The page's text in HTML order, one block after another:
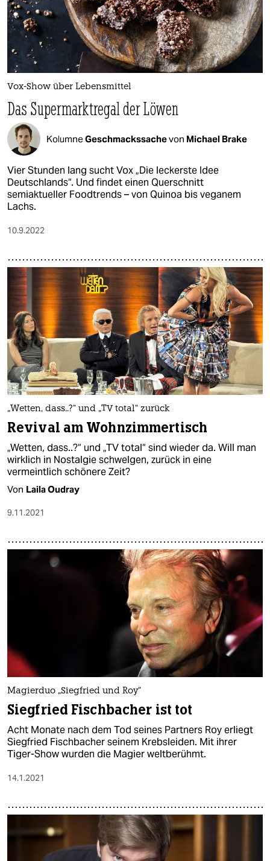
Vox-Show über Lebensmittel
Das Supermarktregal der Löwen
KolumneGeschmackssachevon Michael Brake
Vier Stunden lang sucht Vox „Die leckerste Idee
Deutschlands“. Und findet einen Querschnitt
semiaktueller Foodtrends – von Quinoa bis veganem
Lachs.
10.9.2022
„Wetten, dass..?“ und „TV total“ zurück
Revival am Wohnzimmertisch
„Wetten, dass..?“ und „TV total“ sind wieder da. Will man
wirklich in Nostalgie schwelgen, zurück in eine
vermeintlich schönere Zeit?
Von Laila Oudray
9.11.2021
Magierduo „Siegfried und Roy“
Siegfried Fischbacher ist tot
Acht Monate nach dem Tod seines Partners Roy erliegt
Siegfried Fischbacher seinem Krebsleiden. Mit ihrer
Tiger-Show wurden die Magier weltberühmt.
14.1.2021